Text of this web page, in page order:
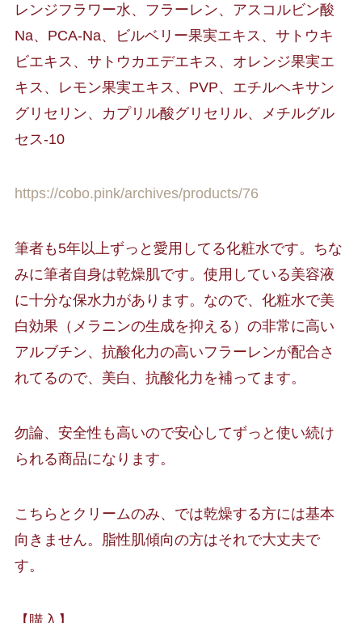
レンジフラワー水、フラーレン、アスコルビン酸
Na、PCA-Na、ビルベリー果実エキス、サトウキ
ビエキス、サトウカエデエキス、オレンジ果実エ
キス、レモン果実エキス、PVP、エチルヘキサン
グリセリン、カプリル酸グリセリル、メチルグル
セス-10
https://cobo.pink/archives/products/76
筆者も5年以上ずっと愛用してる化粧水です。ちな
みに筆者自身は乾燥肌です。使用している美容液
に十分な保水力があります。なので、化粧水で美
白効果（メラニンの生成を抑える）の非常に高い
アルブチン、抗酸化力の高いフラーレンが配合さ
れてるので、美白、抗酸化力を補ってます。
勿論、安全性も高いので安心してずっと使い続け
られる商品になります。
こちらとクリームのみ、では乾燥する方には基本
向きません。脂性肌傾向の方はそれで大丈夫で
す。